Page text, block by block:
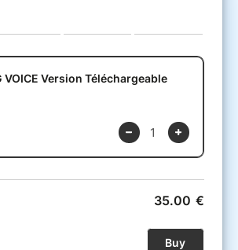
titres du CD intitulé "HEALING
informe que ses créations sont
à une utilisation privée.
publique, reproduction, ou
du contenus de ce CD, soit en
est expressément
inclut, sans s’y limiter, la
des espaces publics tels que
commerciaux, restaurants,
ou toute autre
à but lucratif ou non lucratif.
à cette interdiction pourra